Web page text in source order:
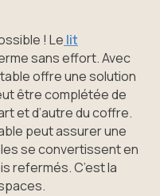
! Le lit
sans effort. Avec
offre une solution
être complétée de
et d’autre du coffre.
peut assurer une
se convertissent en
refermés. C’est la